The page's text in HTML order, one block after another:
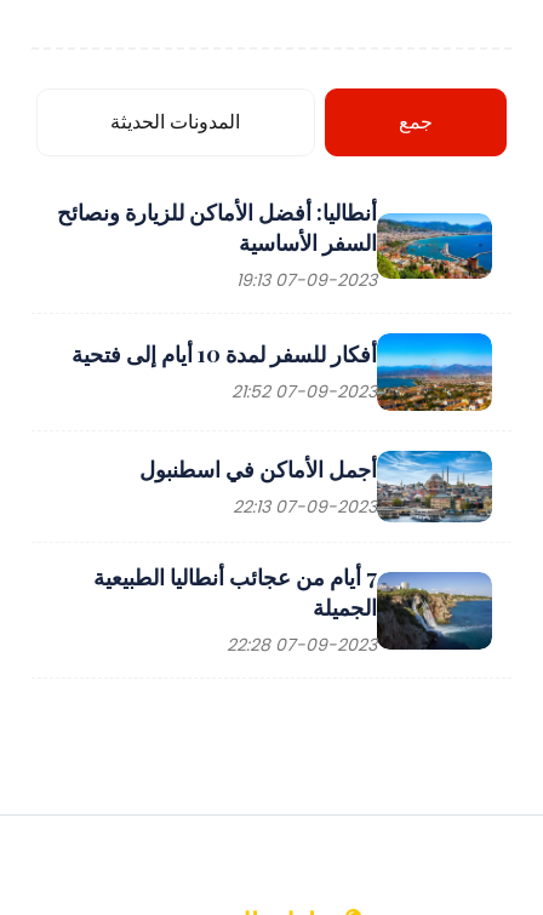
جمع المدونات الحديثة
أنطاليا: أفضل الأماكن للزيارة ونصائح
السفر الأساسية
07-09-2023 19:13
أفكار للسفر لمدة 10 أيام إلى فتحية
07-09-2023 21:52
أجمل الأماكن في اسطنبول
07-09-2023 22:13
7 أيام من عجائب أنطاليا الطبيعية
الجميلة
07-09-2023 22:28